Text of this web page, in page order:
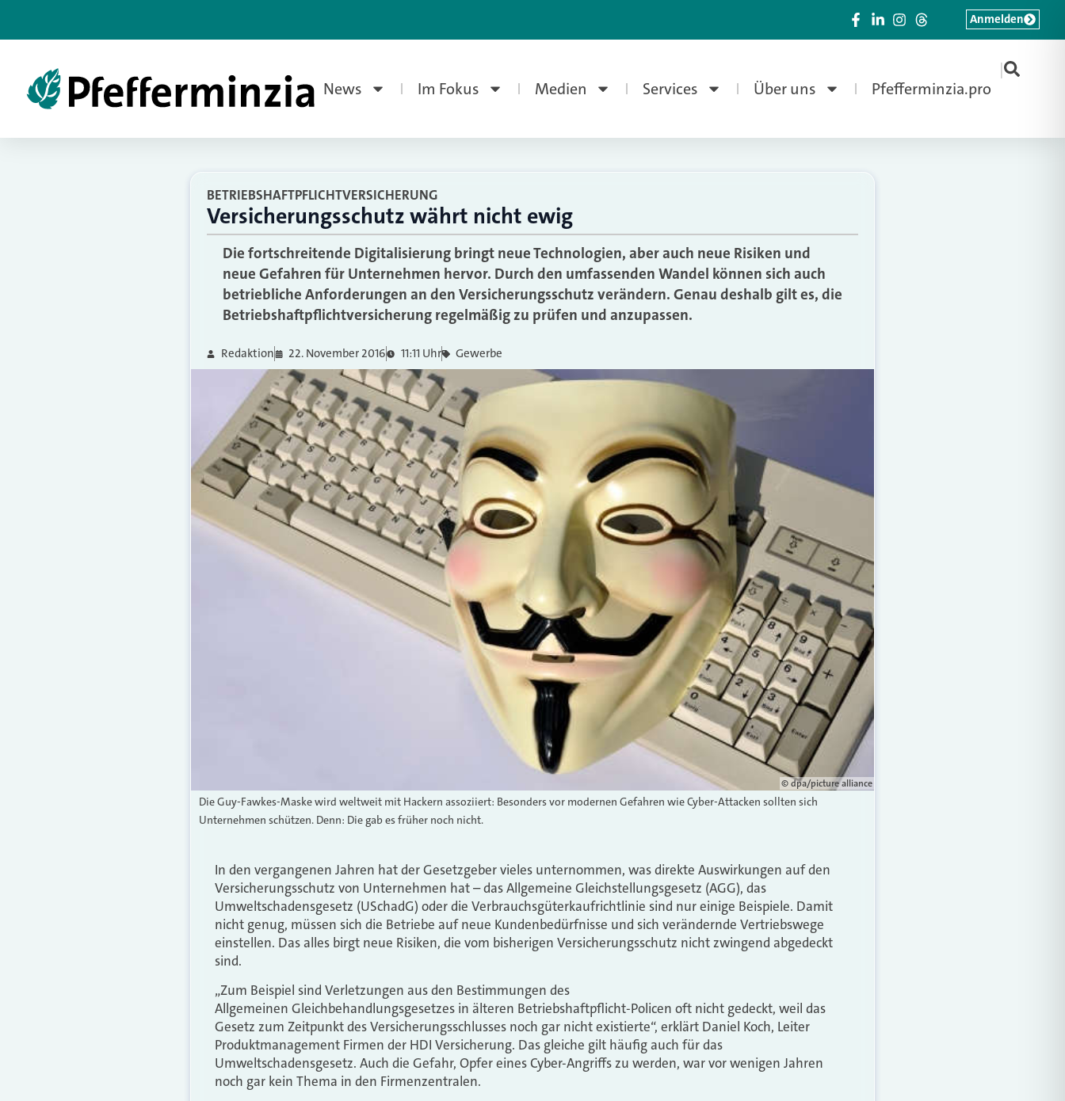
News Im Fokus Medien Services Über uns Pfefferminzia.pro
|
Anmelden
BETRIEBSHAFTPFLICHTVERSICHERUNG
Versicherungsschutz währt nicht ewig
Die fortschreitende Digitalisierung bringt neue Technologien, aber auch neue Risiken und
neue Gefahren für Unternehmen hervor. Durch den umfassenden Wandel können sich auch
betriebliche Anforderungen an den Versicherungsschutz verändern. Genau deshalb gilt es, die
Betriebshaftpflichtversicherung regelmäßig zu prüfen und anzupassen.
Redaktion 22. November 2016 11:11 Uhr Gewerbe
© dpa/picture alliance
Die Guy-Fawkes-Maske wird weltweit mit Hackern assoziiert: Besonders vor modernen Gefahren wie Cyber-Attacken sollten sich
Unternehmen schützen. Denn: Die gab es früher noch nicht.
In den vergangenen Jahren hat der Gesetzgeber vieles unternommen, was direkte Auswirkungen auf den
Versicherungsschutz von Unternehmen hat – das Allgemeine Gleichstellungsgesetz (AGG), das
Umweltschadensgesetz (USchadG) oder die Verbrauchsgüterkaufrichtlinie sind nur einige Beispiele. Damit
nicht genug, müssen sich die Betriebe auf neue Kundenbedürfnisse und sich verändernde Vertriebswege
einstellen. Das alles birgt neue Risiken, die vom bisherigen Versicherungsschutz nicht zwingend abgedeckt
sind.
„Zum Beispiel sind Verletzungen aus den Bestimmungen des
Allgemeinen Gleichbehandlungsgesetzes in älteren Betriebshaftpflicht-Policen oft nicht gedeckt, weil das
Gesetz zum Zeitpunkt des Versicherungsschlusses noch gar nicht existierte“, erklärt Daniel Koch, Leiter
Produktmanagement Firmen der HDI Versicherung. Das gleiche gilt häufig auch für das
Umweltschadensgesetz. Auch die Gefahr, Opfer eines Cyber-Angriffs zu werden, war vor wenigen Jahren
noch gar kein Thema in den Firmenzentralen.